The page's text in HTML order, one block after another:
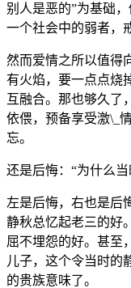
别人是恶的”为基础
一个社会中的弱者，
然而爱情之所以值得
有火焰，要一点点烧
互融合。那也够久了
依偎，预备享受激\_
忘。
还是后悔：“为什么
左是后悔，右也是后
静秋总忆起老三的好
屈不埋怨的好。甚至
儿子，这个令当时的
的贵族意味了。